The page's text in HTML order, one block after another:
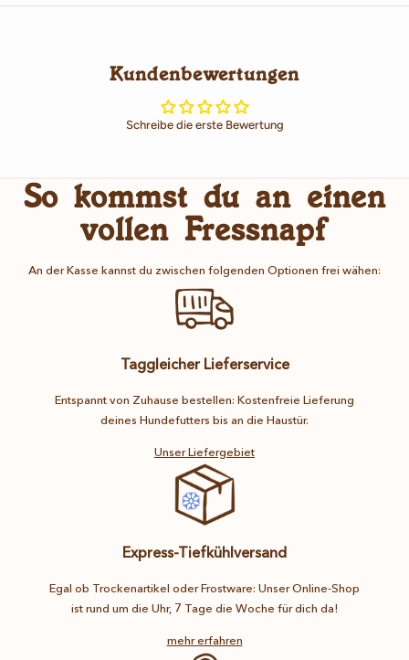
Kundenbewertungen
Schreibe die erste Bewertung
So kommst du an einen
vollen Fressnapf
An der Kasse kannst du zwischen folgenden Optionen frei wähen:
Taggleicher Lieferservice
Entspannt von Zuhause bestellen: Kostenfreie Lieferung
deines Hundefutters bis an die Haustür.
Unser Liefergebiet
Express-Tiefkühlversand
Egal ob Trockenartikel oder Frostware: Unser Online-Shop
ist rund um die Uhr, 7 Tage die Woche für dich da!
mehr erfahren